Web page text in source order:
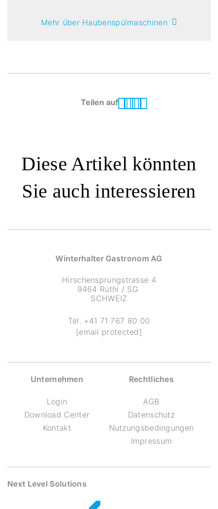
Mehr über Haubenspülmaschinen
Teilen auf
Diese Artikel könnten
Sie auch interessieren
Winterhalter Gastronom AG
Hirschensprungstrasse 4
9464 Rüthi / SG
SCHWEIZ
Tel. +41 71 767 80 00
[email protected]
Unternehmen
Login
Download Center
Kontakt
Rechtliches
AGB
Datenschutz
Nutzungsbedingungen
Impressum
Next Level Solutions